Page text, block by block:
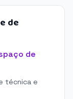
de
de
técnica e